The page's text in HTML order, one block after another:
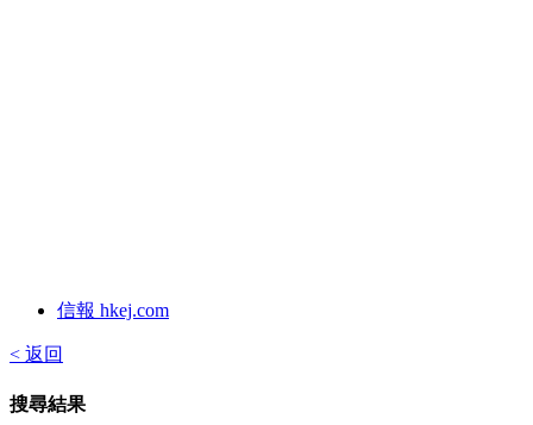
信報 hkej.com
< 返回
搜尋結果